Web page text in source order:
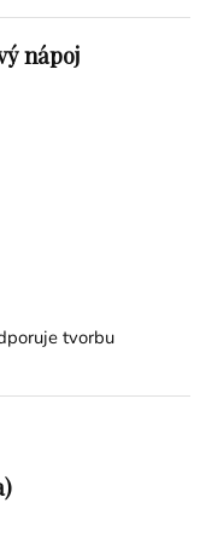
nápoj
tvorbu